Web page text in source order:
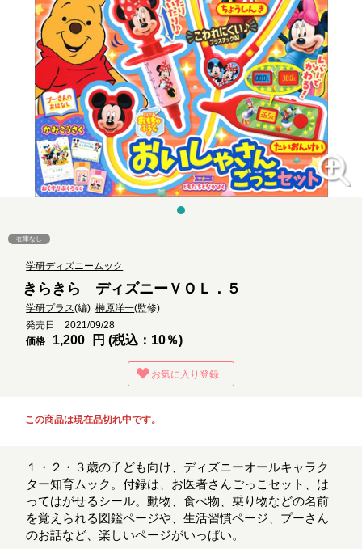
在庫なし
学研ディズニームック
きらきら ディズニーＶＯＬ．５
学研プラス(編)榊原洋一(監修)
発売日 2021/09/28
価格
1,200 円 (税込：10％)
お気に入り登録
この商品は現在品切れ中です。
１・２・３歳の子ども向け、ディズニーオールキャラク
ター知育ムック。付録は、お医者さんごっこセット、は
ってはがせるシール。動物、食べ物、乗り物などの名前
を覚えられる図鑑ページや、生活習慣ページ、プーさん
のお話など、楽しいページがいっぱい。